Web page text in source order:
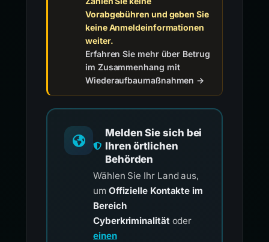
Vorabgebühren und geben Sie
keine Anmeldeinformationen
weiter.
Erfahren Sie mehr über Betrug
im Zusammenhang mit
Wiederaufbaumaßnahmen →
Melden Sie sich bei
Ihren örtlichen
Behörden
Wählen Sie Ihr Land aus,
um Offizielle Kontakte im
Bereich
Cyberkriminalitätoder
einen